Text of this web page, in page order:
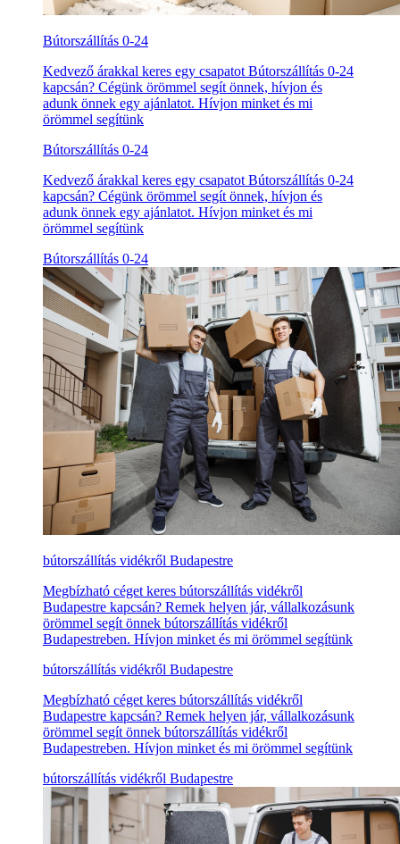
Bútorszállítás 0-24
Kedvező árakkal keres egy csapatot Bútorszállítás 0-24
kapcsán? Cégünk örömmel segít önnek, hívjon és
adunk önnek egy ajánlatot. Hívjon minket és mi
örömmel segítünk
Bútorszállítás 0-24
Kedvező árakkal keres egy csapatot Bútorszállítás 0-24
kapcsán? Cégünk örömmel segít önnek, hívjon és
adunk önnek egy ajánlatot. Hívjon minket és mi
örömmel segítünk
Bútorszállítás 0-24
bútorszállítás vidékről Budapestre
Megbízható céget keres bútorszállítás vidékről
Budapestre kapcsán? Remek helyen jár, vállalkozásunk
örömmel segít önnek bútorszállítás vidékről
Budapestreben. Hívjon minket és mi örömmel segítünk
bútorszállítás vidékről Budapestre
Megbízható céget keres bútorszállítás vidékről
Budapestre kapcsán? Remek helyen jár, vállalkozásunk
örömmel segít önnek bútorszállítás vidékről
Budapestreben. Hívjon minket és mi örömmel segítünk
bútorszállítás vidékről Budapestre